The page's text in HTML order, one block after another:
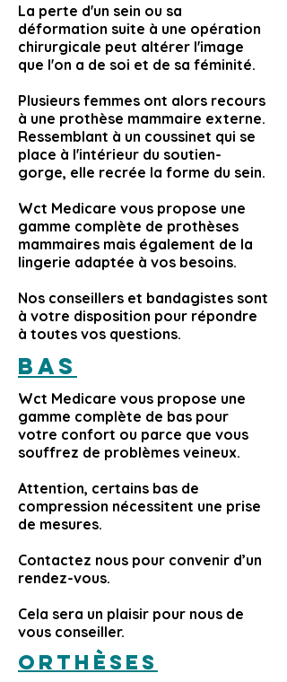
La perte d'un sein ou sa
déformation suite à une opération
chirurgicale peut altérer l'image
que l'on a de soi et de sa féminité.
Plusieurs femmes ont alors recours
à une prothèse mammaire externe.
Ressemblant à un coussinet qui se
place à l'intérieur du soutien-
gorge, elle recrée la forme du sein.
Wct Medicare vous propose une
gamme complète de prothèses
mammaires mais également de la
lingerie adaptée à vos besoins.
Nos conseillers et bandagistes sont
à votre disposition pour répondre
à toutes vos questions.
Bas
Wct Medicare vous propose une
gamme complète de bas pour
votre confort ou parce que vous
souffrez de problèmes veineux.
Attention, certains bas de
compression nécessitent une prise
de mesures.
Contactez nous pour convenir d’un
rendez-vous.
Cela sera un plaisir pour nous de
vous conseiller.
Orthèses